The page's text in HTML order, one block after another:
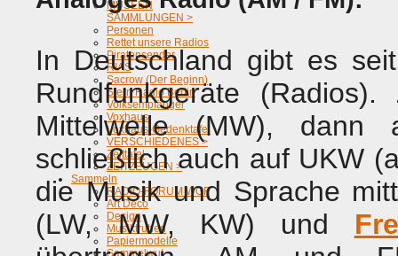
MUSEEN
SAMMLUNGEN >
Personen
Rettet unsere Radios
Piratensender
RIAS
Sacrow (Der Beginn)
Stern Radio Berlin
Volksempfänger
Voxhaus
Voxhaus-Gedenktafel
VERSCHIEDENES >
Zeittafel
ZEITZEUGEN >
Sammeln
RADIO-FORUM WGF
Art Deco
Design
Musiktruhen
Papiermodelle
Sammelwut
In Deutschland gibt es
Rundfunkgeräte
Mittelwelle (MW),
schließlich auch auf UKW
die Musik und Sprache
(LW, MW, KW) und